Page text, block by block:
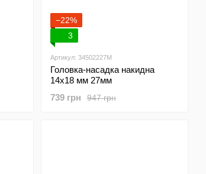
−22%
3
Артикул: 34502227M
Головка-насадка накидна
14х18 мм 27мм
947 грн
739 грн